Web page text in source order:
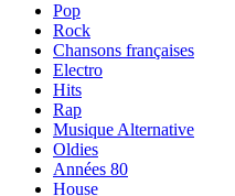
Pop
Rock
Chansons françaises
Electro
Hits
Rap
Musique Alternative
Oldies
Années 80
House